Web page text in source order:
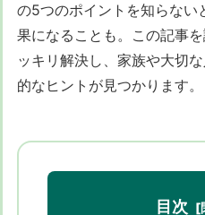
の5つのポイントを知らない
果になることも。この記事
ッキリ解決し、家族や大切
的なヒントが見つかります。
目次